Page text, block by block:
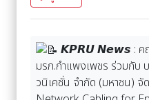
𝙆𝙋𝙍𝙐 𝙉𝙚𝙬𝙨 : คณะ
มรภ.กำแพงเพชร ร่วมกับ
วนิเคชั่น จำกัด (มหาชน)